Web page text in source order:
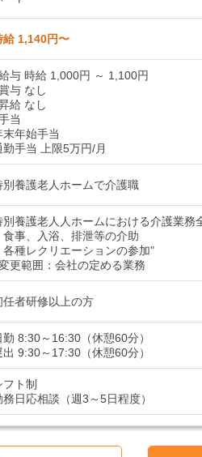
給 1,140円〜
与 時給 1,000円 ～ 1,100円
与 なし
給 なし
当
末年始手当
勤手当 上限5万円/月
別養護老人ホームで介護職
別養護老人人ホームにおける介護業務
食事、入浴、排泄等の介助
各種レクリエーションの参加"
更範囲：会社の定める業務
任者研修以上の方
勤 8:30～16:30（休憩60分）
出 9:30～17:30（休憩60分）
フト制
務日応相談（週3～5日程度）